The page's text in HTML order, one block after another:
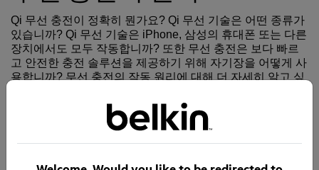
Qi 무선 충전이 정확히 뭔가요? Qi 무선 기술은 어떤 종류가
있습니까? Qi 무선 기술은 iPhone, 삼성의 휴대폰 또는 다른
장치에서도 모두 작동합니까? 또한 무선 충전은 보다 빠르
고 안전한 충전 솔루션을 제공하기 위해 자기장을 어떻게 사
용합니까? 무선 충전의 작동 원리에 대해 더 자세히 알고 싶